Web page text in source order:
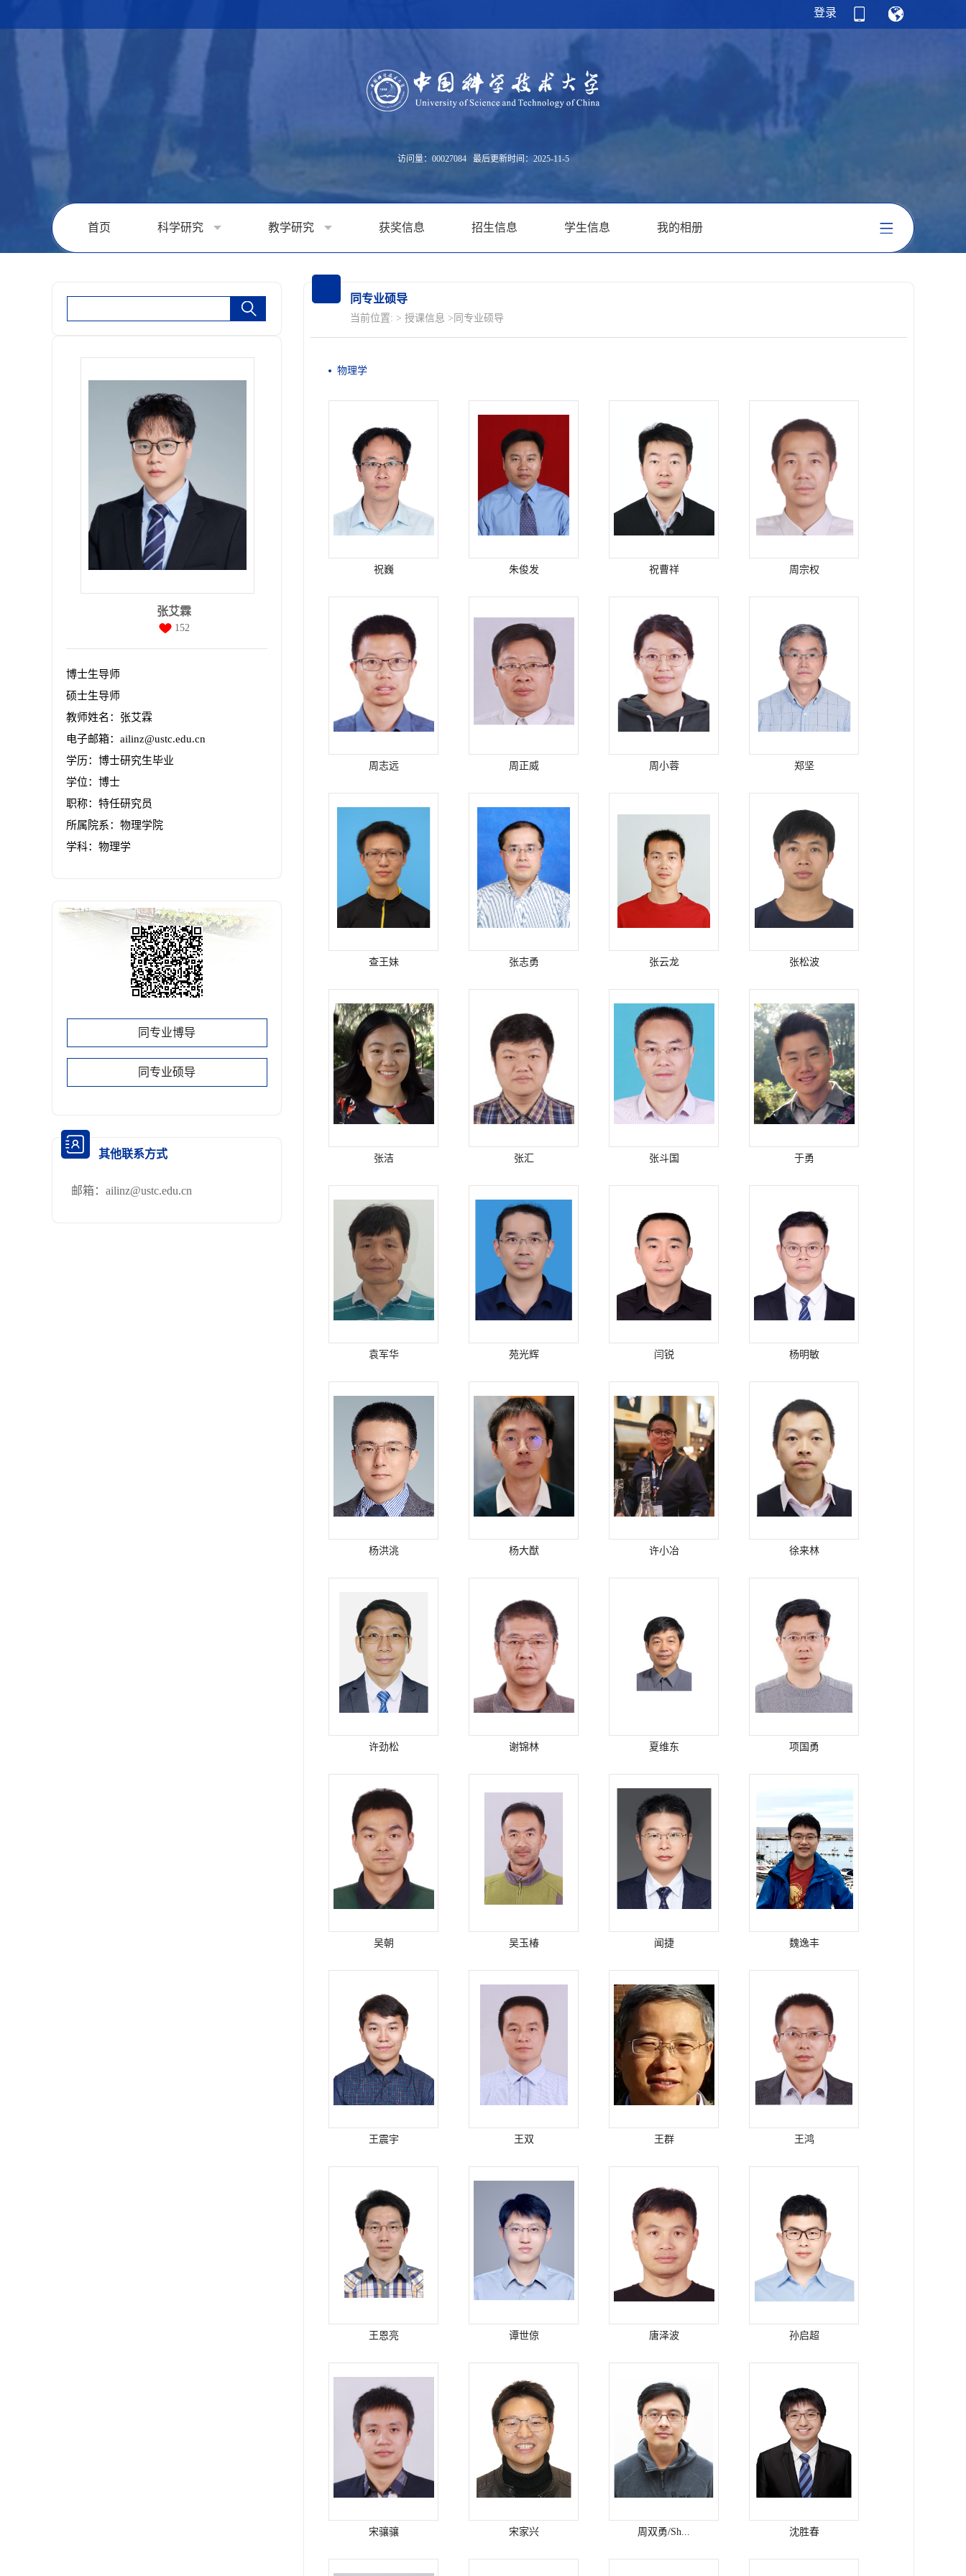
登录
访问量： 00027084 最后更新时间： 2025-11-5
首页 科学研究 教学研究 获奖信息 招生信息 学生信息 我的相册
张艾霖
152
博士生导师
硕士生导师
教师姓名：张艾霖
电子邮箱： ailinz@ustc.edu.cn
学历：博士研究生毕业
学位：博士
职称：特任研究员
所属院系：物理学院
学科：物理学
同专业博导
同专业硕导
其他联系方式
邮箱： ailinz@ustc.edu.cn
同专业硕导
当前位置: > 授课信息 >同专业硕导
物理学
祝巍 朱俊发 祝曹祥 周宗权
周志远 周正威 周小蓉 郑坚
查王妹 张志勇 张云龙 张松波
张洁 张汇 张斗国 于勇
袁军华 苑光辉 闫锐 杨明敏
杨洪洮 杨大猷 许小冶 徐来林
许劲松 谢锦林 夏维东 项国勇
吴朝 吴玉椿 闻捷 魏逸丰
王震宇 王双 王群 王鸿
王恩亮 谭世倞 唐泽波 孙启超
宋骧骧 宋家兴 周双勇/Sh... 沈胜春